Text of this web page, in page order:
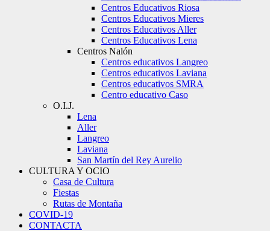
Centros Educativos Riosa
Centros Educativos Mieres
Centros Educativos Aller
Centros Educativos Lena
Centros Nalón
Centros educativos Langreo
Centros educativos Laviana
Centros educativos SMRA
Centro educativo Caso
O.I.J.
Lena
Aller
Langreo
Laviana
San Martín del Rey Aurelio
CULTURA Y OCIO
Casa de Cultura
Fiestas
Rutas de Montaña
COVID-19
CONTACTA